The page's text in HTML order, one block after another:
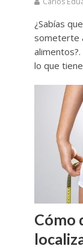
¿Sabías
someterte
lo que
Cómo